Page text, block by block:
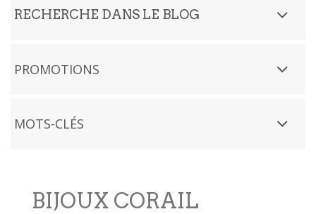
RECHERCHE DANS LE BLOG
PROMOTIONS
MOTS-CLÉS
BIJOUX CORAIL